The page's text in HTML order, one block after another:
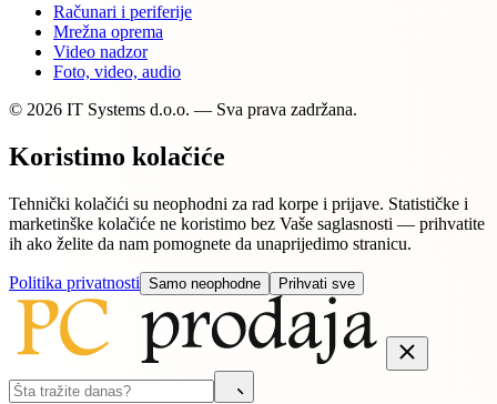
Računari i periferije
Mrežna oprema
Video nadzor
Foto, video, audio
© 2026 IT Systems d.o.o. — Sva prava zadržana.
Koristimo kolačiće
Tehnički kolačići su neophodni za rad korpe i prijave. Statističke i
marketinške kolačiće ne koristimo bez Vaše saglasnosti — prihvatite
ih ako želite da nam pomognete da unaprijedimo stranicu.
Politika privatnosti Samo neophodne Prihvati sve